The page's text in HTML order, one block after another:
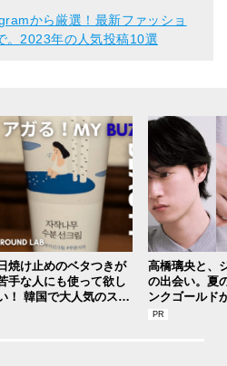
から厳選！最新ファッショ
。2023年の人気投稿10選
日焼け止めのベタつきが
手な人にも使って欲し
！ 韓国で大人気のスト
高橋璃央と、
の出会い。夏
ンクゴールド
SUMMER